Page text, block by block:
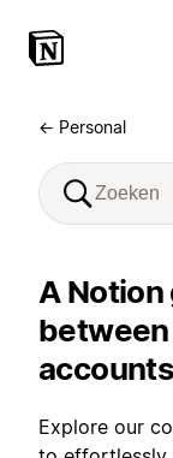
← Personal
A
accounts
Explore our